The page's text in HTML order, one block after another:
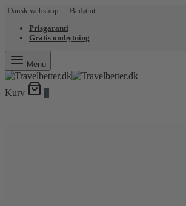
Dansk webshop Bedømt:
Prisgaranti
Gratis ombytning
Menu
Kurv